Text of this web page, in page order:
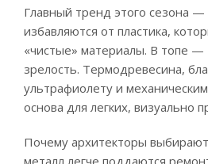
Главный тренд этого сезона
избавляются от пластика,
«чистые» материалы. В топе —
зрелость. Термодревесина,
ультрафиолету и
основа для легких, визуально
Почему архитекторы
металл легче поддаются